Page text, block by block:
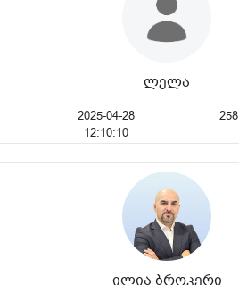
ლელა
2025-04-28
12:10:10
258
ილია ბროკერი